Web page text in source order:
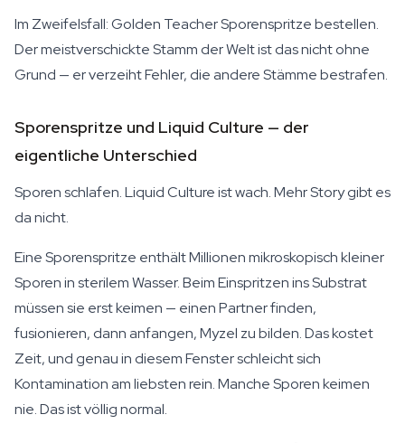
Im Zweifelsfall: Golden Teacher Sporenspritze bestellen.
Der meistverschickte Stamm der Welt ist das nicht ohne
Grund — er verzeiht Fehler, die andere Stämme bestrafen.
Sporenspritze und Liquid Culture — der
eigentliche Unterschied
Sporen schlafen. Liquid Culture ist wach. Mehr Story gibt es
da nicht.
Eine Sporenspritze enthält Millionen mikroskopisch kleiner
Sporen in sterilem Wasser. Beim Einspritzen ins Substrat
müssen sie erst keimen — einen Partner finden,
fusionieren, dann anfangen, Myzel zu bilden. Das kostet
Zeit, und genau in diesem Fenster schleicht sich
Kontamination am liebsten rein. Manche Sporen keimen
nie. Das ist völlig normal.